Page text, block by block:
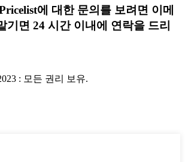
에 대한 문의를 보려면 이메
기면 24 시간 이내에 연락을 드리
: 모든 권리 보유.